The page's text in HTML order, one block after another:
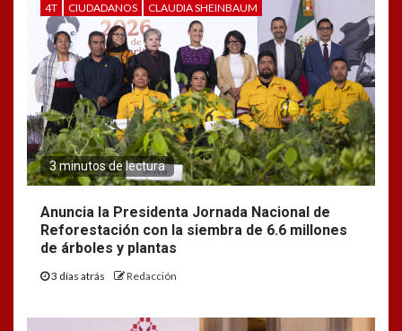
4T CIUDADANOS CLAUDIA SHEINBAUM
3 minutos de lectura
Anuncia la Presidenta Jornada Nacional de
Reforestación con la siembra de 6.6 millones
de árboles y plantas
3 días atrás Redacción